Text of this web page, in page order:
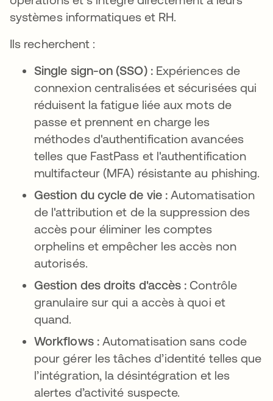
systèmes informatiques et RH.
Ils recherchent :
Single sign-on (SSO) :Expériences de
connexion centralisées et sécurisées qui
réduisent la fatigue liée aux mots de
passe et prennent en charge les
méthodes d'authentification avancées
telles que FastPass et l'authentification
multifacteur (MFA) résistante au phishing.
Gestion du cycle de vie : Automatisation
de l'attribution et de la suppression des
accès pour éliminer les comptes
orphelins et empêcher les accès non
autorisés.
Gestion des droits d'accès : Contrôle
granulaire sur qui a accès à quoi et
quand.
Workflows :Automatisation sans code
pour gérer les tâches d’identité telles que
l’intégration, la désintégration et les
alertes d’activité suspecte.